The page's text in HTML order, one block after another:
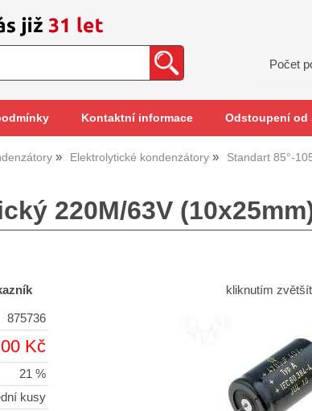
Počet
Kontaktní informace Odstoupení od
Elektrolytické kondenzátory Standart 85°-
220M/63V
kliknutím
875736
Kč
21 %
kusy